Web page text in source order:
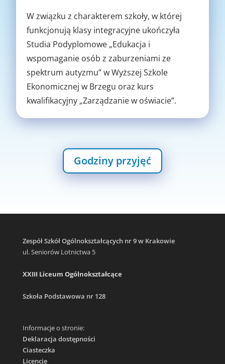
W związku z charakterem szkoły, w której
funkcjonują klasy integracyjne ukończyła
Studia Podyplomowe „Edukacja i
wspomaganie osób z zaburzeniami ze
spektrum autyzmu” w Wyższej Szkole
Ekonomicznej w Brzegu oraz kurs
kwalifikacyjny „Zarządzanie w oświacie”.
Godziny przyjęć
Zespół Szkół Ogólnokształcących nr 9 w Krakowie
ul. Seniorów Lotnictwa 5
XXIII Liceum Ogólnokształcące
Szkoła Podstawowa nr 128
Informacje o stronie:
Deklaracja dostępności
Ciasteczka
Licencje